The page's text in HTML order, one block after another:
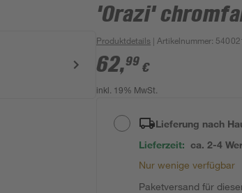
'Orazi'
Produktdetails | Artikelnummer:
62,99 €
inkl. 19% MwSt.
Lieferung nach
Lieferzeit: ca. 2-4
Nur wenige verfügbar
Paketversand für